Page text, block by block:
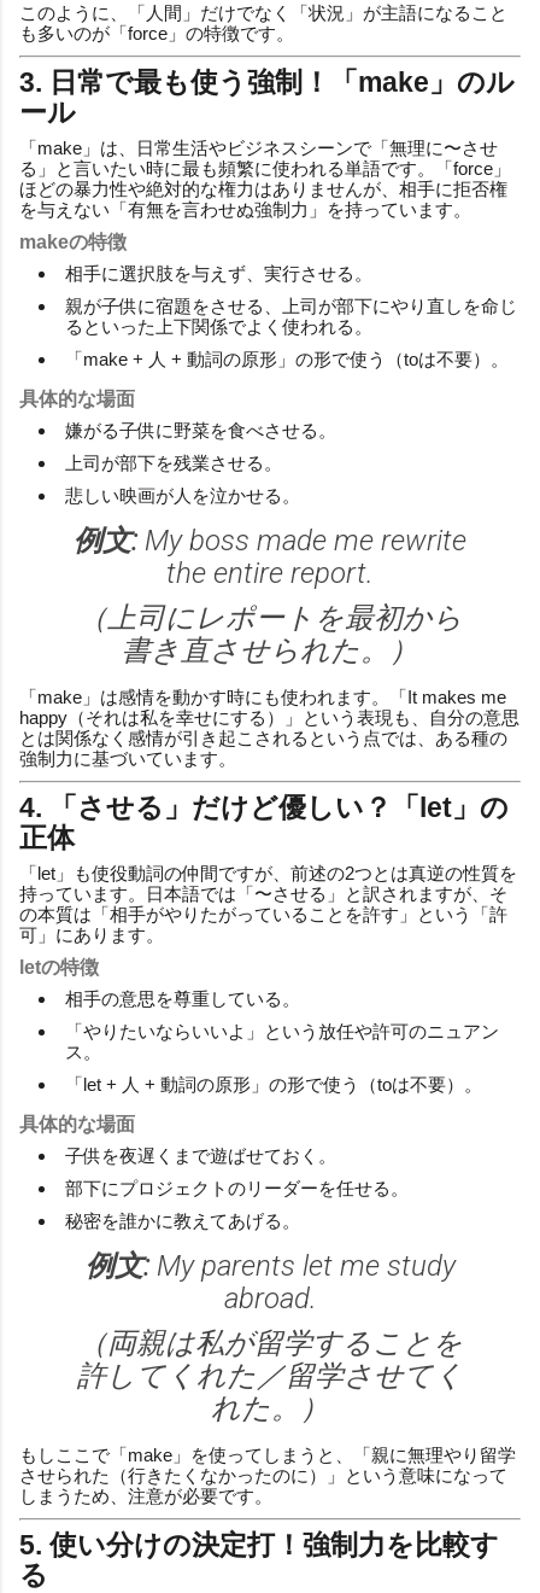
このように、「人間」だけでなく「状況」が主語になること
も多いのが「force」の特徴です。
3. 日常で最も使う強制！「make」のル
ール
「make」は、日常生活やビジネスシーンで「無理に〜させ
る」と言いたい時に最も頻繁に使われる単語です。「force」
ほどの暴力性や絶対的な権力はありませんが、相手に拒否権
を与えない「有無を言わせぬ強制力」を持っています。
makeの特徴
相手に選択肢を与えず、実行させる。
親が子供に宿題をさせる、上司が部下にやり直しを命じ
るといった上下関係でよく使われる。
「make + 人 + 動詞の原形」の形で使う（toは不要）。
具体的な場面
嫌がる子供に野菜を食べさせる。
上司が部下を残業させる。
悲しい映画が人を泣かせる。
例文:My boss made me rewrite
the entire report.
（上司にレポートを最初から
書き直させられた。）
「make」は感情を動かす時にも使われます。「It makes me
happy（それは私を幸せにする）」という表現も、自分の意思
とは関係なく感情が引き起こされるという点では、ある種の
強制力に基づいています。
4. 「させる」だけど優しい？「let」の
正体
「let」も使役動詞の仲間ですが、前述の2つとは真逆の性質を
持っています。日本語では「〜させる」と訳されますが、そ
の本質は「相手がやりたがっていることを許す」という「許
可」にあります。
letの特徴
相手の意思を尊重している。
「やりたいならいいよ」という放任や許可のニュアン
ス。
「let + 人 + 動詞の原形」の形で使う（toは不要）。
具体的な場面
子供を夜遅くまで遊ばせておく。
部下にプロジェクトのリーダーを任せる。
秘密を誰かに教えてあげる。
例文:My parents let me study
abroad.
（両親は私が留学することを
許してくれた／留学させてく
れた。）
もしここで「make」を使ってしまうと、「親に無理やり留学
させられた（行きたくなかったのに）」という意味になって
しまうため、注意が必要です。
5. 使い分けの決定打！強制力を比較す
る